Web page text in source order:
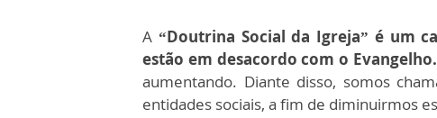
A “Doutrina Social da Igreja” é um
estão em desacordo com o Evangelho.
aumentando. Diante disso, somos
entidades sociais, a fim de diminuirmos